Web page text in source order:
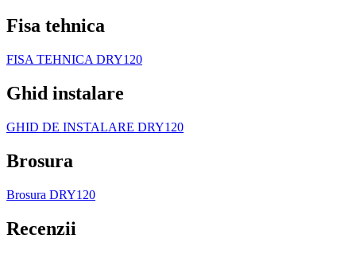
Fisa tehnica
FISA TEHNICA DRY120
Ghid instalare
GHID DE INSTALARE DRY120
Brosura
Brosura DRY120
Recenzii